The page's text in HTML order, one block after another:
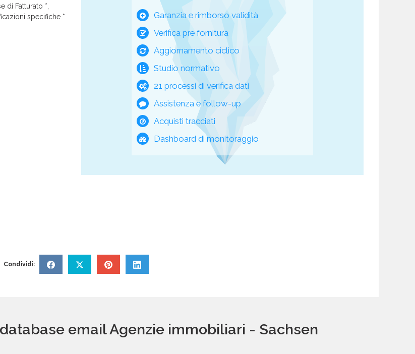
di Fatturato *,
specifiche *
Garanzia e rimborso validità
Verifica pre fornitura
Aggiornamento ciclico
Studio normativo
21 processi di verifica dati
Assistenza e follow-up
Acquisti tracciati
Dashboard di monitoraggio
Condividi:
email Agenzie immobiliari - Sachsen